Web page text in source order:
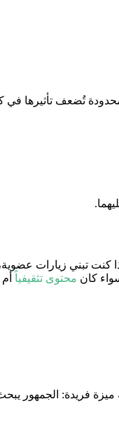
تُضعف تأثيرها في
تبني زيارات
كان محتوى تثقيفياً أم
فريدة: الجمهور